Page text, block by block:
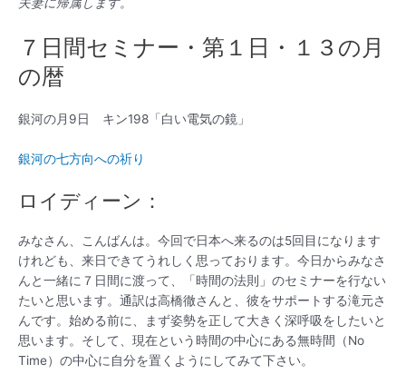
ュ
夫妻に帰属します。
７日間セミナー・第１日・１３の月
の暦
銀河の月9日 キン198「白い電気の鏡」
銀河の七方向への祈り
ロイディーン：
みなさん、こんばんは。今回で日本へ来るのは5回目になります
けれども、来日できてうれしく思っております。今日からみなさ
んと一緒に７日間に渡って、「時間の法則」のセミナーを行ない
たいと思います。通訳は高橋徹さんと、彼をサポートする滝元さ
んです。始める前に、まず姿勢を正して大きく深呼吸をしたいと
思います。そして、現在という時間の中心にある無時間（No
Time）の中心に自分を置くようにしてみて下さい。